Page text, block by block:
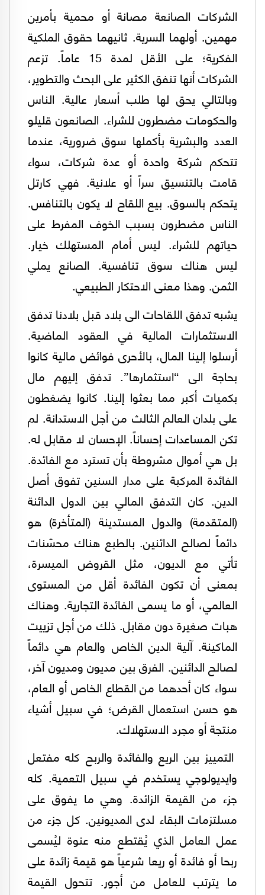
الشركات الصانعة مصانة أو محمية بأمرين
مهمين. أولهما السرية. ثانيهما حقوق الملكية
الفكرية؛ على الأقل لمدة 15 عاماً. تزعم
الشركات أنها تنفق الكثير على البحث والتطوير،
وبالتالي يحق لها طلب أسعار عالية. الناس
والحكومات مضطرون للشراء. الصانعون قليلو
العدد والبشرية بأكملها سوق ضرورية، عندما
تتحكم شركة واحدة أو عدة شركات، سواء
قامت بالتنسيق سراً أو علانية. فهي كارتل
يتحكم بالسوق. بيع اللقاح لا يكون بالتنافس.
الناس مضطرون بسبب الخوف المفرط على
حياتهم للشراء. ليس أمام المستهلك خيار.
ليس هناك سوق تنافسية. الصانع يملي
الثمن. وهذا معنى الاحتكار الطبيعي.
يشبه تدفق اللقاحات الى بلاد قبل بلادنا تدفق
الاستثمارات المالية في العقود الماضية.
أرسلوا إلينا المال، بالأحرى فوائض مالية كانوا
بحاجة الى “استثمارها”. تدفق إليهم مال
بكميات أكبر مما بعثوا إلينا. كانوا يضغطون
على بلدان العالم الثالث من أجل الاستدانة. لم
تكن المساعدات إحساناً. الإحسان لا مقابل له.
بل هي أموال مشروطة بأن تسترد مع الفائدة.
الفائدة المركبة على مدار السنين تفوق أصل
الدين. كان التدفق المالي بين الدول الدائنة
(المتقدمة) والدول المستدينة (المتأخرة) هو
دائماً لصالح الدائنين. بالطبع هناك محسّنات
تأتي مع الديون، مثل القروض الميسرة،
بمعنى أن تكون الفائدة أقل من المستوى
العالمي، أو ما يسمى الفائدة التجارية. وهناك
هبات صغيرة دون مقابل. ذلك من أجل تزييت
الماكينة. آلية الدين الخاص والعام هي دائماً
لصالح الدائنين. الفرق بين مديون ومديون آخر،
سواء كان أحدهما من القطاع الخاص أو العام،
هو حسن استعمال القرض؛ في سبيل أشياء
منتجة أو مجرد الاستهلاك.
التمييز بين الريع والفائدة والربح كله مفتعل
وايديولوجي يستخدم في سبيل التعمية. كله
جزء من القيمة الزائدة. وهي ما يفوق على
مسلتزمات البقاء لدى المديونين. كل جزء من
عمل العامل الذي يُقتطع منه عنوة ليُسمى
ربحا أو فائدة أو ريعا شرعياً هو قيمة زائدة على
ما يترتب للعامل من أجور. تتحول القيمة